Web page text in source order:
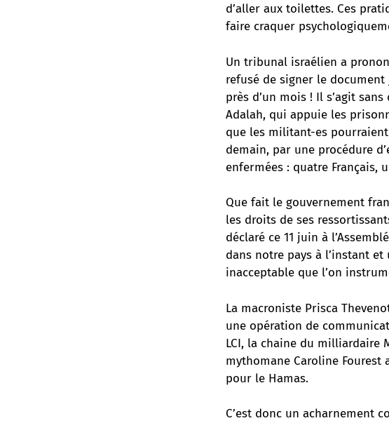
d’aller aux toilettes. Ces
faire craquer
Un tribunal israélien a
refusé de signer le
près d’un mois ! Il s’agit
Adalah, qui appuie les
que les militant-es
demain, par une procédure
enfermées : quatre Français,
Que fait le gouvernement
les droits de ses
déclaré ce 11 juin à
dans notre pays à l’instant et
inacceptable que l’on
La macroniste Prisca
une opération de
LCI, la chaine du milliardaire
mythomane Caroline
pour le Hamas.
C’est donc un acharnement